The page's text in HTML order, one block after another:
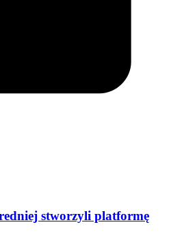
stworzyli platformę